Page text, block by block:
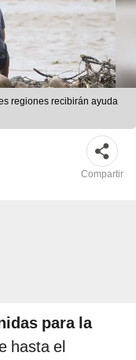
regiones recibirán ayuda
Compartir
para la
hasta el